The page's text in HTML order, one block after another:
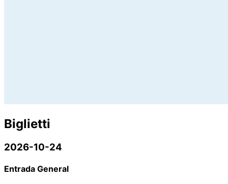
Biglietti
2026-10-24
Entrada General